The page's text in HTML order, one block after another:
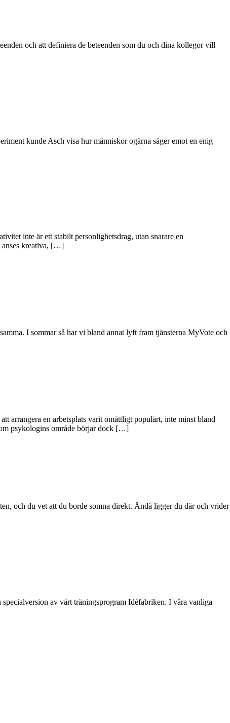
och att definiera de beteenden som du och dina kollegor vill
kunde Asch visa hur människor ogärna säger emot en enig
inte är ett stabilt personlighetsdrag, utan snarare en
anses kreativa, […]
I sommar så har vi bland annat lyft fram tjänsterna MyVote och
arrangera en arbetsplats varit omåttligt populärt, inte minst bland
psykologins område börjar dock […]
och du vet att du borde somna direkt. Ändå ligger du där och vrider
av vårt träningsprogram Idéfabriken. I våra vanliga